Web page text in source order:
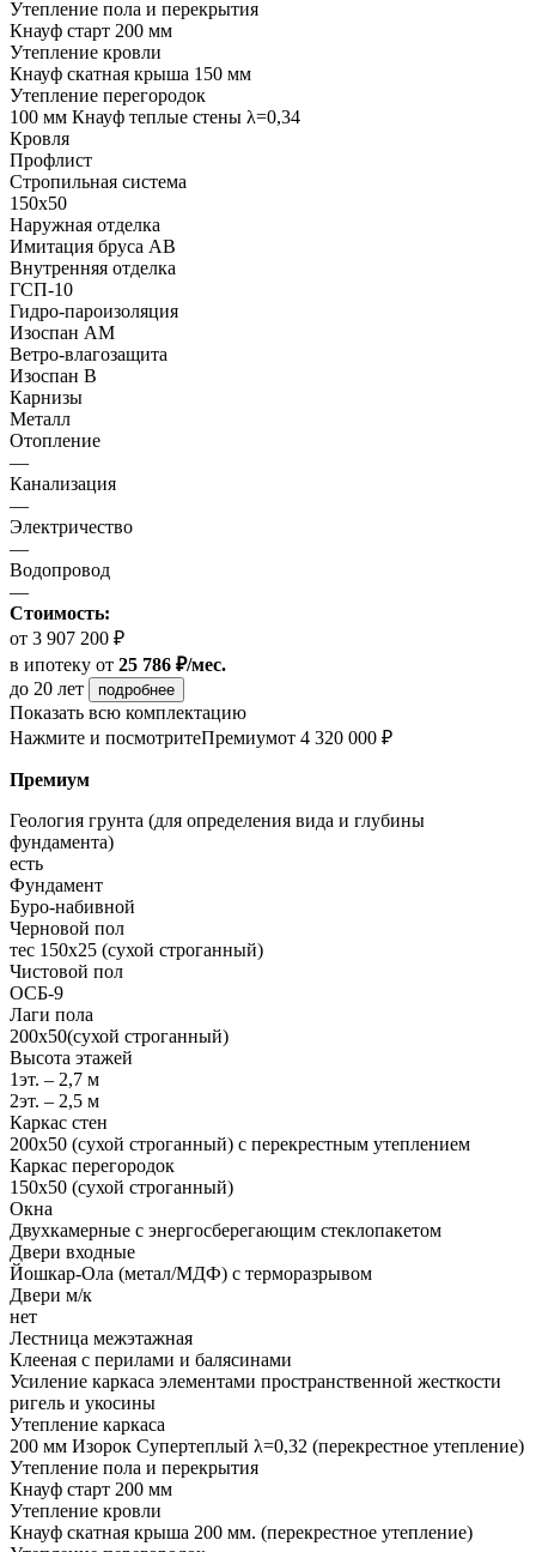
Утепление пола и перекрытия
Кнауф старт 200 мм
Утепление кровли
Кнауф скатная крыша 150 мм
Утепление перегородок
100 мм Кнауф теплые стены λ=0,34
Кровля
Профлист
Стропильная система
150х50
Наружная отделка
Имитация бруса АВ
Внутренняя отделка
ГСП-10
Гидро-пароизоляция
Изоспан АМ
Ветро-влагозащита
Изоспан В
Карнизы
Металл
Отопление
—
Канализация
—
Электричество
—
Водопровод
—
Стоимость:
от 3 907 200 ₽
в ипотеку от 25 786 ₽/мес.
до 20 лет
подробнее
Показать всю комплектацию
Нажмите и посмотритеПремиумот 4 320 000 ₽
Премиум
Геология грунта (для определения вида и глубины
фундамента)
есть
Фундамент
Буро-набивной
Черновой пол
тес 150х25 (сухой строганный)
Чистовой пол
ОСБ-9
Лаги пола
200х50(сухой строганный)
Высота этажей
1эт. – 2,7 м
2эт. – 2,5 м
Каркас стен
200х50 (сухой строганный) с перекрестным утеплением
Каркас перегородок
150х50 (сухой строганный)
Окна
Двухкамерные с энергосберегающим стеклопакетом
Двери входные
Йошкар-Ола (метал/МДФ) с терморазрывом
Двери м/к
нет
Лестница межэтажная
Клееная с перилами и балясинами
Усиление каркаса элементами пространственной жесткости
ригель и укосины
Утепление каркаса
200 мм Изорок Супертеплый λ=0,32 (перекрестное утепление)
Утепление пола и перекрытия
Кнауф старт 200 мм
Утепление кровли
Кнауф скатная крыша 200 мм. (перекрестное утепление)